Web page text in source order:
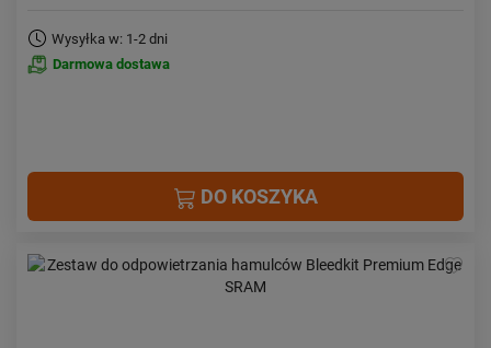
Wysyłka w: 1-2 dni
Darmowa dostawa
DO KOSZYKA